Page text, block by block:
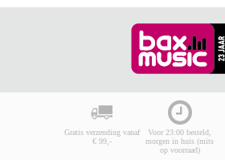
Gratis verzending vanaf
€ 99,-
Voor 23:00 besteld,
morgen in huis (mits
op voorraad)